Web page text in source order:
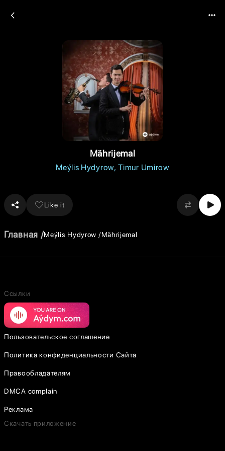
Mährijemal
Meýlis Hydyrow Timur Umirow
Like it
Главная Meýlis Hydyrow Mährijemal
Ссылки
Пользовательское соглашение
Политика конфиденциальности Сайта
Правообладателям
DMCA complain
Реклама
Скачать приложение